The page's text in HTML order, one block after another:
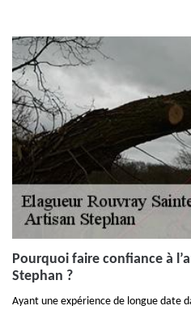
Pourquoi faire confiance à
Stephan ?
Ayant une expérience de longue date